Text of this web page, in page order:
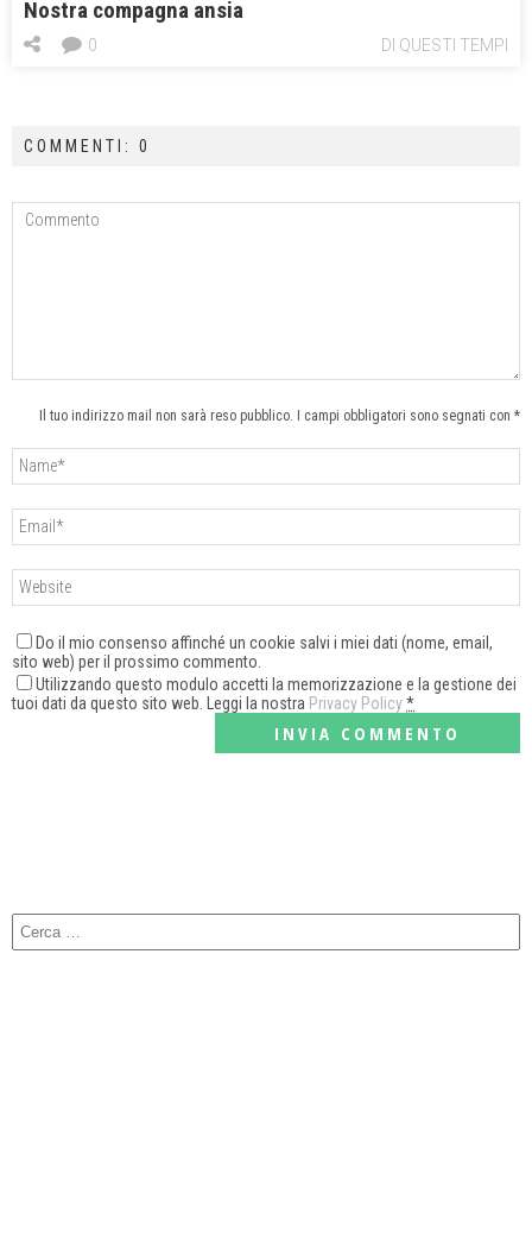
Nostra compagna ansia
DI QUESTI TEMPI
0
COMMENTI: 0
Il tuo indirizzo mail non sarà reso pubblico. I campi obbligatori sono segnati con *
Do il mio consenso affinché un cookie salvi i miei dati (nome, email,
sito web) per il prossimo commento.
Utilizzando questo modulo accetti la memorizzazione e la gestione dei
tuoi dati da questo sito web. Leggi la nostra Privacy Policy*